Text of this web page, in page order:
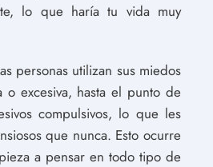
lo que haría tu vida muy
personas utilizan sus miedos
excesiva, hasta el punto de
compulsivos, lo que les
que nunca. Esto ocurre
a pensar en todo tipo de